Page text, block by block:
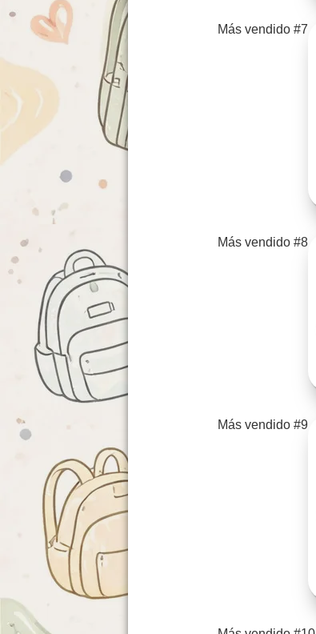
Más vendido #7
Más vendido #8
Más vendido #9